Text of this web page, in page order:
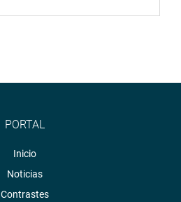
PORTAL
Inicio
Noticias
Contrastes